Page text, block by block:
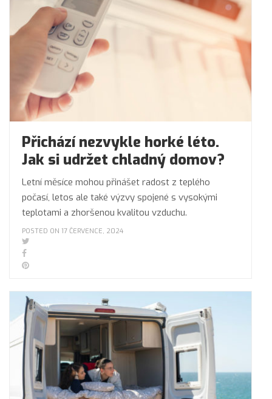
Přichází nezvykle horké léto.
Jak si udržet chladný domov?
Letní měsíce mohou přinášet radost z teplého
počasí, letos ale také výzvy spojené s vysokými
teplotami a zhoršenou kvalitou vzduchu.
POSTED ON 17 ČERVENCE, 2024